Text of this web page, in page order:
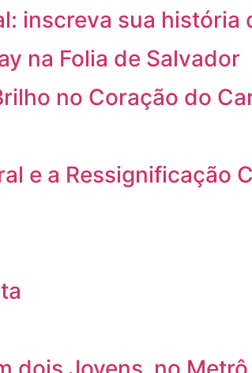
inscreva sua história
na Folia de Salvador
no Coração do
e a Ressignificação